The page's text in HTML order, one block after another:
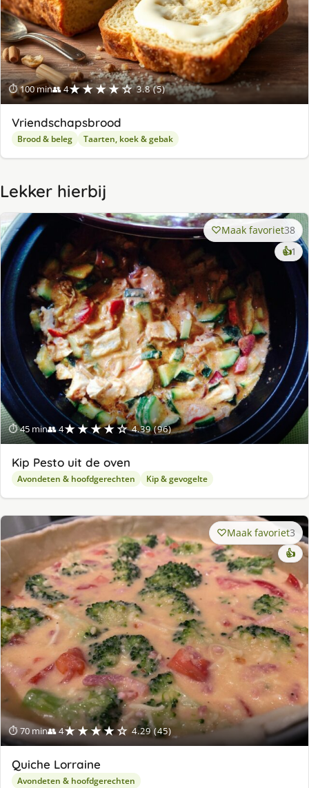
⏱ 100 min👥 4★★★★☆ 3.8 (5)
Vriendschapsbrood
Brood & beleg Taarten, koek & gebak
Lekker hierbij
⏱ 45 min👥 4★★★★☆ 4.39 (96)
Maak favoriet38
👍1
Kip Pesto uit de oven
Avondeten & hoofdgerechten Kip & gevogelte
⏱ 70 min👥 4★★★★☆ 4.29 (45)
Maak favoriet3
👍
Quiche Lorraine
Avondeten & hoofdgerechten